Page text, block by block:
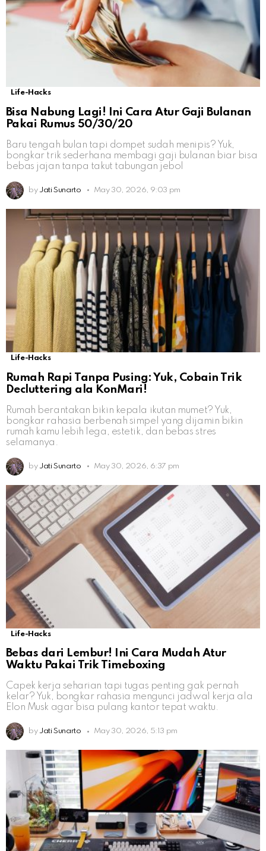
Life-Hacks
Bisa Nabung Lagi! Ini Cara Atur Gaji Bulanan
Pakai Rumus 50/30/20
Baru tengah bulan tapi dompet sudah menipis? Yuk,
bongkar trik sederhana membagi gaji bulanan biar bisa
bebas jajan tanpa takut tabungan jebol
by Jati Sunarto May 30, 2026, 9:03 pm
Life-Hacks
Rumah Rapi Tanpa Pusing: Yuk, Cobain Trik
Decluttering ala KonMari!
Rumah berantakan bikin kepala ikutan mumet? Yuk,
bongkar rahasia berbenah simpel yang dijamin bikin
rumah kamu lebih lega, estetik, dan bebas stres
selamanya.
by Jati Sunarto May 30, 2026, 6:37 pm
Life-Hacks
Bebas dari Lembur! Ini Cara Mudah Atur
Waktu Pakai Trik Timeboxing
Capek kerja seharian tapi tugas penting gak pernah
kelar? Yuk, bongkar rahasia mengunci jadwal kerja ala
Elon Musk agar bisa pulang kantor tepat waktu.
by Jati Sunarto May 30, 2026, 5:13 pm